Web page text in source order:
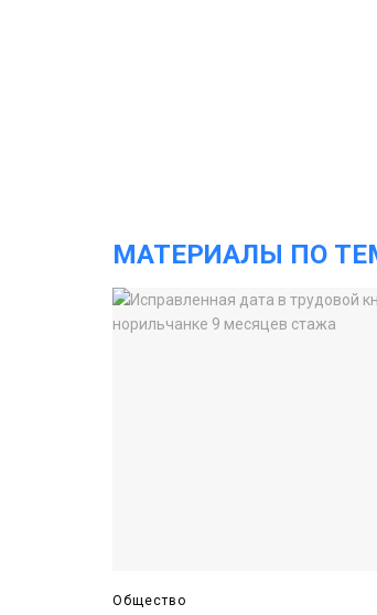
МАТЕРИАЛЫ ПО
Общество